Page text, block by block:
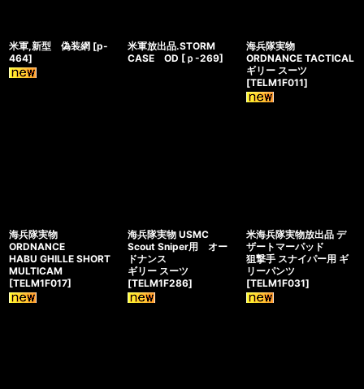
米軍,新型 偽装網 [p-
464]
米軍放出品.STORM
CASE OD [ｐ-269]
海兵隊実物
ORDNANCE TACTICAL
ギリー スーツ
[TELM1F011]
海兵隊実物
ORDNANCE
HABU GHILLE SHORT
MULTICAM
[TELM1F017]
海兵隊実物 USMC
Scout Sniper用 オー
ドナンス
ギリー スーツ
[TELM1F286]
米海兵隊実物放出品 デ
ザートマーパッド
狙撃手 スナイパー用 ギ
リーパンツ
[TELM1F031]